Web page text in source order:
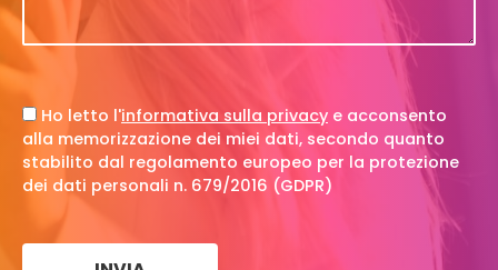
Ho letto l'informativa sulla privacy e acconsento
alla memorizzazione dei miei dati, secondo quanto
stabilito dal regolamento europeo per la protezione
dei dati personali n. 679/2016 (GDPR)